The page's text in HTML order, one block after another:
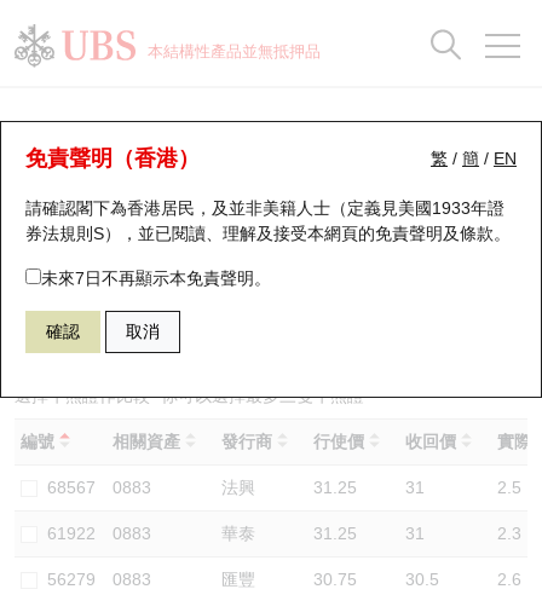
本結構性產品並無抵押品
繁 / 簡 / EN
免責聲明（香港）
請確認閣下為香港居民，及並非美籍人士（定義見美國1933年證
券法規則S），並已閱讀、理解及接受本網頁的免責聲明及條款。
未來7日不再顯示本免責聲明。
確認 取消
牛熊證分析儀
表現 街貨統計 比較
68578 瑞銀熊證 0883 中國海洋石油
選擇牛熊證作比較 *你可以選擇最多三隻牛熊證
編號 相關資產 發行商 行使價 收回價 實際
68567 0883 法興 31.25 31 2.5
61922 0883 華泰 31.25 31 2.3
56279 0883 匯豐 30.75 30.5 2.6
瑞銀認股證一覽
新發行瑞銀認股證
即將到期認股證
認股證到期結算價查詢
認股證分析儀
認股證速算機
認股證/牛熊證日誌
街貨統計
比較
牛熊全景快搜
牛熊證搜尋
牛熊證街貨分佈圖
正股牛熊證列表
新發行瑞銀牛熊證
已收回牛熊證剩餘價值
牛熊證到期結算價查詢
街貨統計
比較
十大升幅/跌幅
十大認股證成交分佈
十天股證佔大市成交
資金流
街貨統計
三十大平均引伸波幅
正股分析儀
二十大活躍股份
恒指成份股
國指成份股
科指成份股
相關資產沽空
中資ETFs溢價比較
持股比重
顯示所有持股比重
每月輪證大市專題
輪證專欄
講座及教育短片
認股證投資者教育
牛熊證投資者教育
認股證牛熊證常問問題